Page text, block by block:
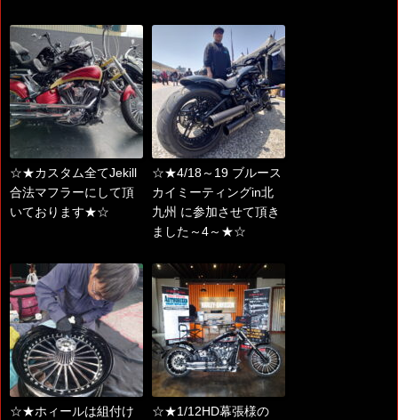
☆★カスタム全てJekill
合法マフラーにして頂
いております★☆
☆★4/18～19 ブルース
カイミーティングin北
九州 に参加させて頂き
ました～4～★☆
☆★ホィールは組付け
☆★1/12HD幕張様の